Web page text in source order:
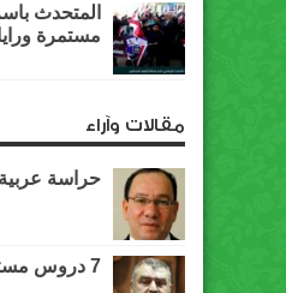
المتحدث
مستمرة
مقالات وآراء
حراسة
7 دروس مستفادة من ثورة يناير